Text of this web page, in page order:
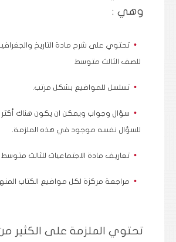
وهي :
تحتوي على شرح مادة التاريخ
للصف الثالث متوسط
تسلسل للمواضيع بشكل مرتب.
سؤال وجواب ويمكن ان يكون هناك
للسؤال نفسه موجود في هذه الملزمة.
تعاريف مادة الاجتماعيات للثالث متوسط
مراجعة مركزة لكل مواضيع الكتاب
تحتوي الملزمة على الكثير